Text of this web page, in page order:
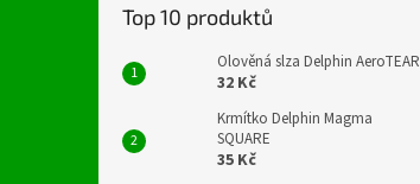
Top 10 produktů
Olověná slza Delphin AeroTEAR
32 Kč
Krmítko Delphin Magma
SQUARE
35 Kč